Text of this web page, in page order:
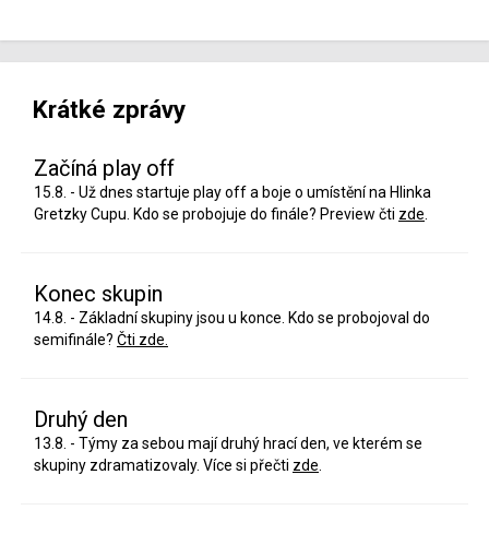
Krátké zprávy
Začíná play off
15.8. - Už dnes startuje play off a boje o umístění na Hlinka
Gretzky Cupu. Kdo se probojuje do finále? Preview čti zde
Konec skupin
14.8. - Základní skupiny jsou u konce. Kdo se probojoval do
semifinále? Čti zde.
Druhý den
13.8. - Týmy za sebou mají druhý hrací den, ve kterém se
skupiny zdramatizovaly. Více si přečti zde